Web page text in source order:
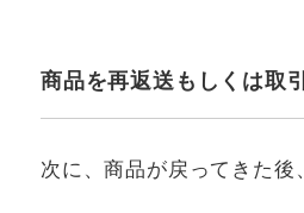
商品を再返送もしくは取
次に、商品が戻ってきた後、